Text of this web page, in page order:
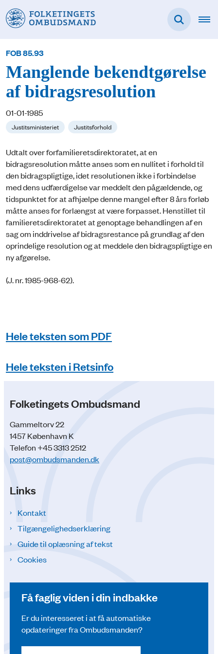
FOB 85.93
Manglende bekendtgørelse
af bidragsresolution
01-01-1985
Justitsministeriet Justitsforhold
Udtalt over forfamilieretsdirektoratet, at en
bidragsresolution måtte anses som en nullitet i forhold til
den bidragspligtige, idet resolutionen ikke i forbindelse
med dens udfærdigelse var meddelt den pågældende, og
tidspunktet for at afhjælpe denne mangel efter 8 års forløb
måtte anses for forlængst at være forpasset. Henstillet til
familieretsdirektoratet at genoptage behandlingen af en
sag om inddrivelse af bidragsrestance på grundlag af den
oprindelige resolution og at meddele den bidragspligtige en
ny afgørelse.
(J. nr. 1985-968-62).
Hele teksten som PDF
Hele teksten i Retsinfo
Folketingets Ombudsmand
Gammeltorv 22
1457 København K
Telefon +45 3313 2512
post@ombudsmanden.dk
Links
Kontakt
Tilgængelighedserklæring
Guide til oplæsning af tekst
Cookies
Få faglig viden i din indbakke
Er du interesseret i at få automatiske
opdateringer fra Ombudsmanden?